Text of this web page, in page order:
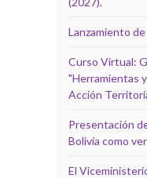
Lanzamiento
Curso Virtual:
"Herramientas
Acción
Presentación
Bolivia como
El